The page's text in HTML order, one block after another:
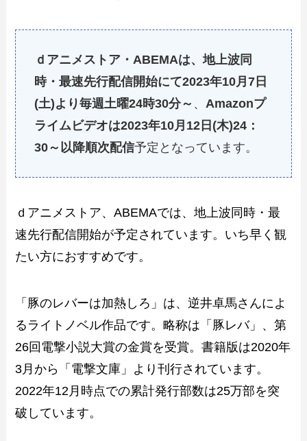
ｄアニメストア・ABEMAは、地上波同
時・最速先行配信開始にて2023年10月7日
(土)より毎週土曜24時30分～ 、 Amazonプ
ライムビデオは2023年10月12日(木)24：
30～以降順次配信予定となっています。
ｄアニメストア、ABEMAでは、地上波同時・最
速先行配信開始が予定されています。いち早く観
たい方におすすめです。
「豚のレバーは加熱しろ」は、逆井卓馬さんによ
るライトノベル作品です。略称は「豚レバ」、第
26回電撃小説大賞の金賞を受賞。書籍版は2020年
3月から「電撃文庫」より刊行されています。
2022年12月時点での累計発行部数は25万部を突
破しています。